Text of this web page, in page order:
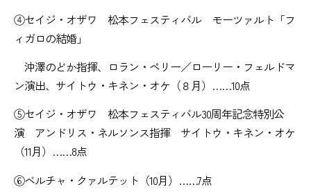
④セイジ・オザワ 松本フェスティバル モーツァルト「フ
ィガロの結婚」
沖澤のどか指揮、ロラン・ペリー／ローリー・フェルドマ
ン演出、サイトウ・キネン・オケ（８月）……10点
⑤セイジ・オザワ 松本フェスティバル30周年記念特別公
演 アンドリス・ネルソンス指揮 サイトウ・キネン・オケ
（11月）……8点
⑥ベルチャ・クァルテット（10月）……7点